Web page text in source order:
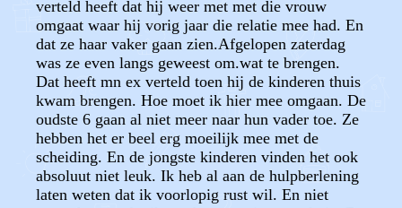
verteld heeft dat hij weer met met die vrouw
omgaat waar hij vorig jaar die relatie mee had. En
dat ze haar vaker gaan zien.Afgelopen zaterdag
was ze even langs geweest om.wat te brengen.
Dat heeft mn ex verteld toen hij de kinderen thuis
kwam brengen. Hoe moet ik hier mee omgaan. De
oudste 6 gaan al niet meer naar hun vader toe. Ze
hebben het er beel erg moeilijk mee met de
scheiding. En de jongste kinderen vinden het ook
absoluut niet leuk. Ik heb al aan de hulpberlening
laten weten dat ik voorlopig rust wil. En niet